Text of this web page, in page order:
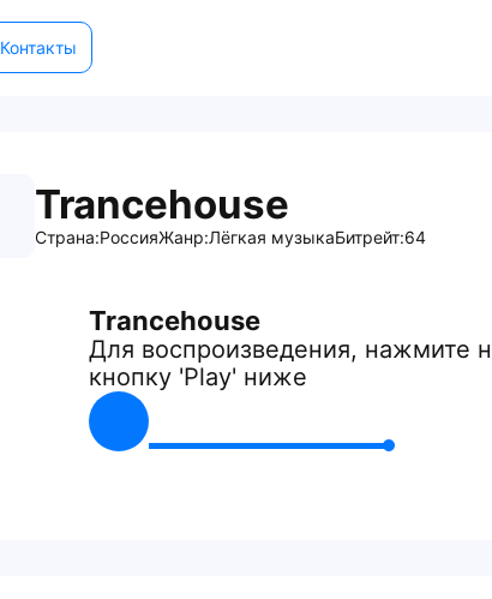
Контакты
Trancehouse
Страна:РоссияЖанр:Лёгкая музыкаБитрейт:64
Trancehouse
Для воспроизведения, нажмите
кнопку 'Play' ниже